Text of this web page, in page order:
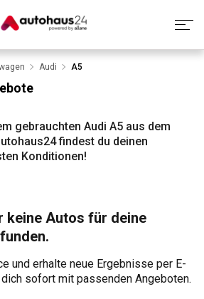
Fragen & Antworten
um die Inzahlungnahme
Audi A5
gebrauchten Audi A5 aus dem
findest du deinen
Konditionen!
keine Autos für deine
und erhalte neue Ergebnisse per E-
sofort mit passenden Angeboten.